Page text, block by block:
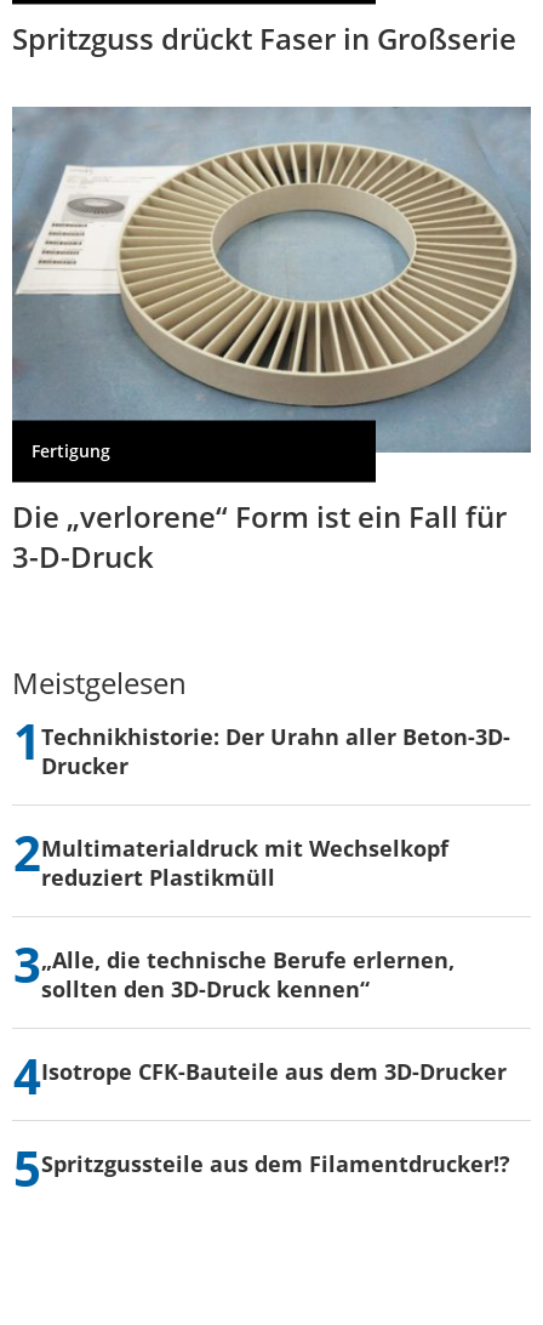
Spritzguss drückt Faser in Großserie
Fertigung
Die „verlorene“ Form ist ein Fall für
3-D-Druck
Meistgelesen
Technikhistorie: Der Urahn aller Beton-3D-
Drucker
Multimaterialdruck mit Wechselkopf
reduziert Plastikmüll
„Alle, die technische Berufe erlernen,
sollten den 3D-Druck kennen“
Isotrope CFK-Bauteile aus dem 3D-Drucker
Spritzgussteile aus dem Filamentdrucker!?